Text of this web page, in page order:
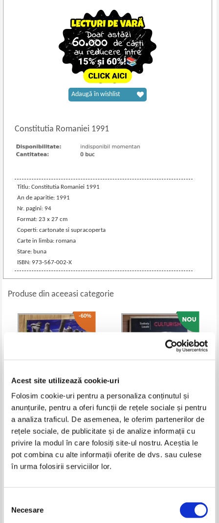
Acest site utilizează cookie-uri
Folosim cookie-uri pentru a personaliza conținutul și
anunțurile, pentru a oferi funcții de rețele sociale și pentru
a analiza traficul. De asemenea, le oferim partenerilor de
rețele sociale, de publicitate și de analize informații cu
privire la modul în care folosiți site-ul nostru. Aceștia le
pot combina cu alte informații oferite de dvs. sau culese
în urma folosirii serviciilor lor.
consimțământului
Necesare
Constitutia Romaniei 1991
Titlu: Constitutia Romaniei 1991
An de aparitie: 1991
Nr. pagini: 94
Format: 23 x 27 cm
Coperti: cartonate si supracoperta
Carte in limba: romana
Stare: buna
ISBN: 973-567-002-X
Adaugă în wishlist
Produse din aceeasi categorie
-60%
Fotografii si desene de colorat.
Antistres prin arta
Pret:
60,00Lei 24,00
Adaugă în coș
Szekely Laszlo - Culturism
Pret: 26,00
Adaugă în coș